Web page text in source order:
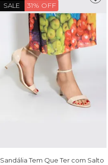
SALE 31% OFF
Sandália Tem Que Ter com Salto